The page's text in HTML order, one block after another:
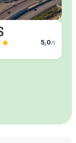
5,0/5